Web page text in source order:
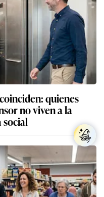
quienes
no viven a la